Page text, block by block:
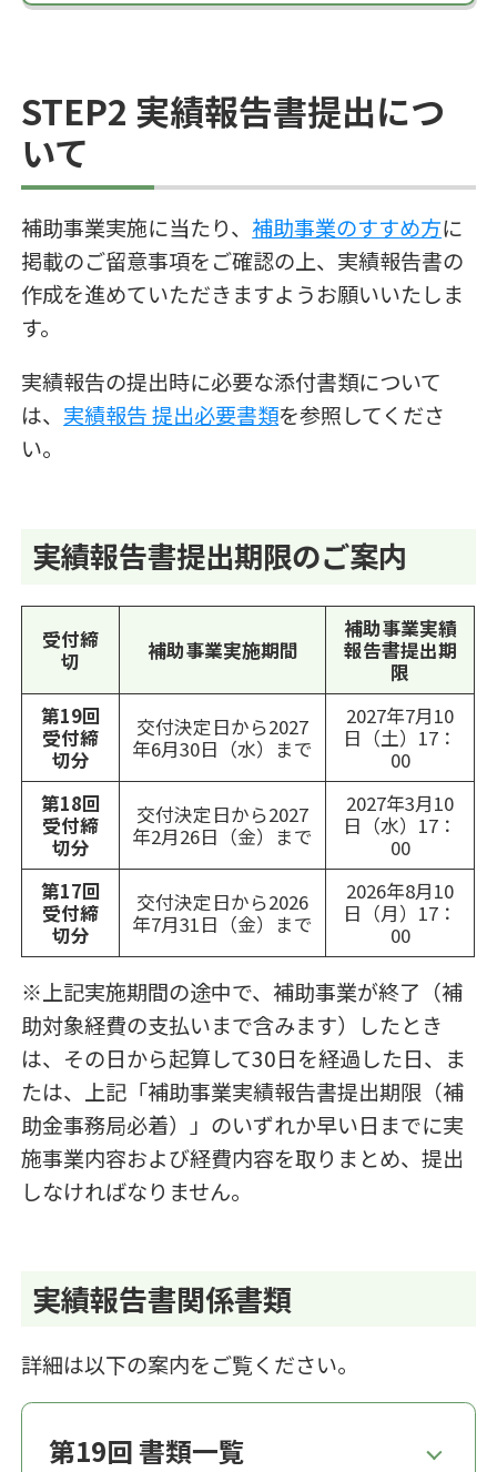
STEP2 実績報告書提出につ
いて
補助事業実施に当たり、 補助事業のすすめ方に
掲載のご留意事項をご確認の上、実績報告書の
作成を進めていただきますようお願いいたしま
す。
実績報告の提出時に必要な添付書類について
は、 実績報告 提出必要書類を参照してくださ
い。
実績報告書提出期限のご案内
受付締
切
補助事業実施期間
補助事業実績
報告書提出期
限
第19回
受付締
切分
交付決定日から2027
年6月30日（水）まで
2027年7月10
日（土）17：
00
第18回
受付締
切分
交付決定日から2027
年2月26日（金）まで
2027年3月10
日（水）17：
00
第17回
受付締
切分
交付決定日から2026
年7月31日（金）まで
2026年8月10
日（月）17：
00
※上記実施期間の途中で、補助事業が終了（補
助対象経費の支払いまで含みます）したとき
は、その日から起算して30日を経過した日、ま
たは、上記「補助事業実績報告書提出期限（補
助金事務局必着）」のいずれか早い日までに実
施事業内容および経費内容を取りまとめ、提出
しなければなりません。
実績報告書関係書類
詳細は以下の案内をご覧ください。
第19回 書類一覧